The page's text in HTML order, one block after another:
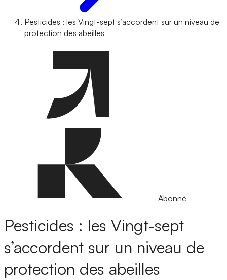
Pesticides : les Vingt-sept s’accordent sur un niveau de
protection des abeilles
Abonné
Pesticides : les Vingt-sept
s’accordent sur un niveau de
protection des abeilles